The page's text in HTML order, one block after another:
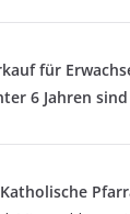
für
6 Jahren